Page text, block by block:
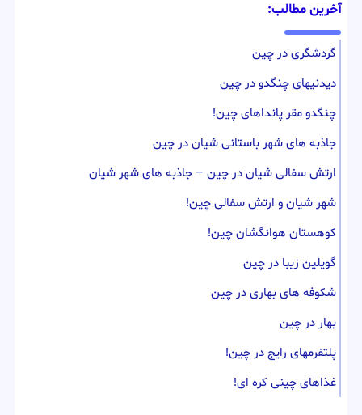
آخرین مطالب:
گردشگری در چین
دیدنیهای چنگدو در چین
چنگدو مقر پانداهای چین!
جاذبه های شهر باستانی شیان در چین
ارتش سفالی شیان در چین – جاذبه های شهر شیان
شهر شیان و ارتش سفالی چین!
کوهستان هوانگشان چین!
گویلین زیبا در چین
شکوفه های بهاری در چین
بهار در چین
پلتفرمهای رایج در چین!
غذاهای چینی کره ای!